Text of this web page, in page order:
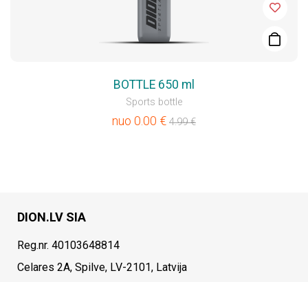
BOTTLE 650 ml
Sports bottle
nuo 0.00 € 4.99€
DION.LV SIA
Reg.nr. 40103648814
Celares 2A, Spilve, LV-2101, Latvija